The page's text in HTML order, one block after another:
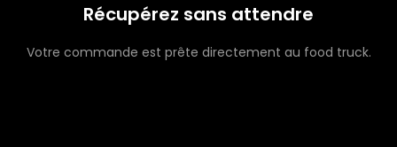
Récupérez sans attendre
Votre commande est prête directement au food truck.